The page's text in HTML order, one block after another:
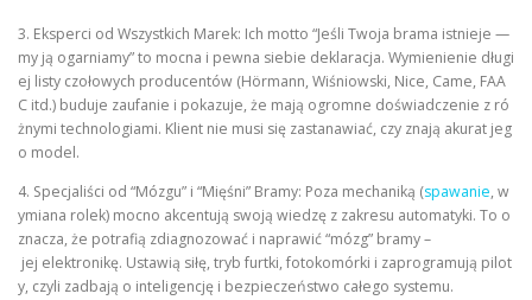
3. Eksperci od Wszystkich Marek: Ich motto “Jeśli Twoja brama istnieje —
my ją ogarniamy” to mocna i pewna siebie deklaracja. Wymienienie długi
ej listy czołowych producentów (Hörmann, Wiśniowski, Nice, Came, FAA
C itd.) buduje zaufanie i pokazuje, że mają ogromne doświadczenie z ró
żnymi technologiami. Klient nie musi się zastanawiać, czy znają akurat jeg
o model.
4. Specjaliści od “Mózgu” i “Mięśni” Bramy: Poza mechaniką (spawanie, w
ymiana rolek) mocno akcentują swoją wiedzę z zakresu automatyki. To o
znacza, że potrafią zdiagnozować i naprawić “mózg” bramy –
jej elektronikę. Ustawią siłę, tryb furtki, fotokomórki i zaprogramują pilot
y, czyli zadbają o inteligencję i bezpieczeństwo całego systemu.